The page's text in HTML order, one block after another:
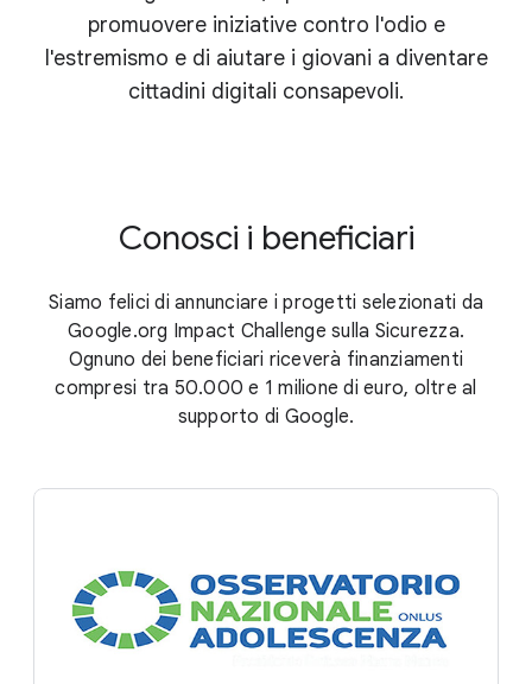
promuovere iniziative contro l'odio e
l'estremismo e di aiutare i giovani a diventare
cittadini digitali consapevoli.
Conosci i beneficiari
Siamo felici di annunciare i progetti selezionati da
Google.org Impact Challenge sulla Sicurezza.
Ognuno dei beneficiari riceverà finanziamenti
compresi tra 50.000 e 1 milione di euro, oltre al
supporto di Google.